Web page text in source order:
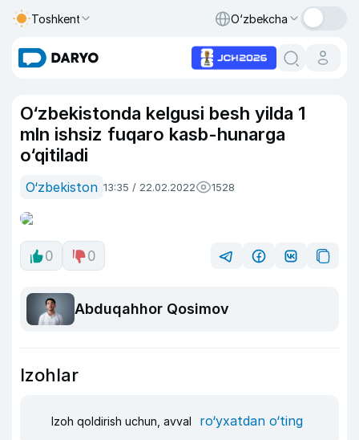
Toshkent O‘zbekcha
O‘zbekistonda kelgusi besh yilda 1
mln ishsiz fuqaro kasb-hunarga
o‘qitiladi
O‘zbekiston 13:35 / 22.02.2022 1528
0 0
Abduqahhor Qosimov
Izohlar
Izoh qoldirish uchun, avval ro‘yxatdan o‘ting